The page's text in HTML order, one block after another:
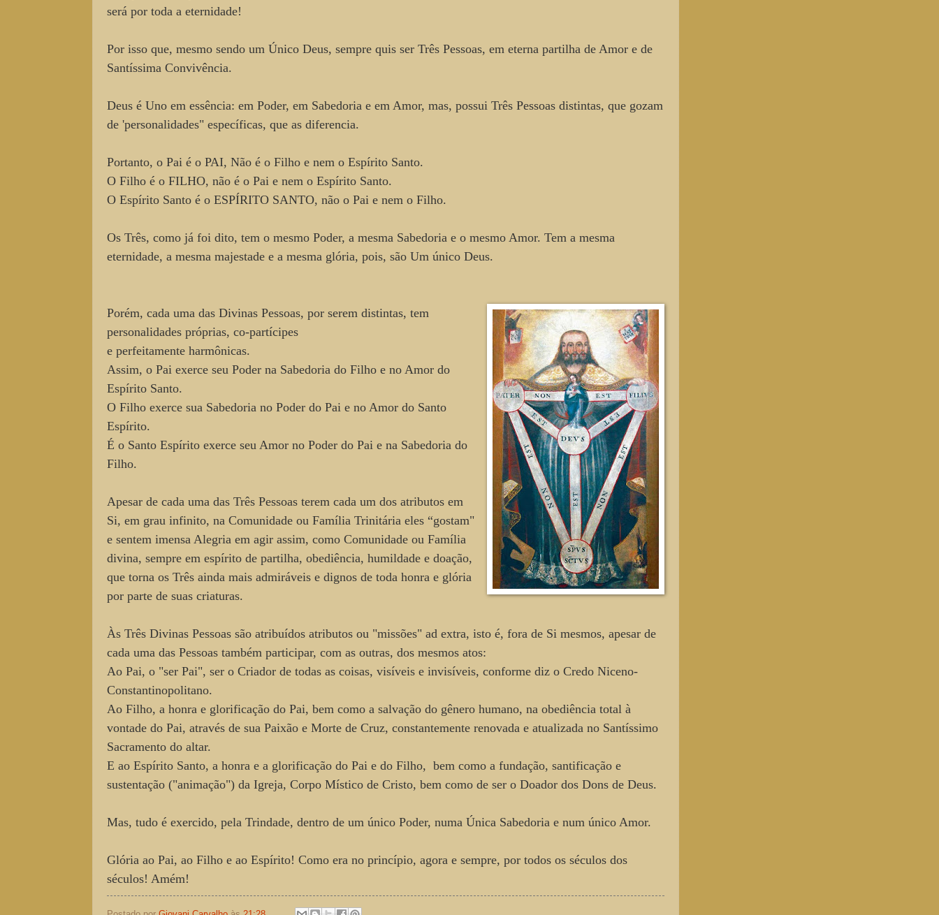
será por toda a eternidade!
Por isso que, mesmo sendo um Único Deus, sempre quis ser Três Pessoas, em eterna partilha de Amor e de
Santíssima Convivência.
Deus é Uno em essência: em Poder, em Sabedoria e em Amor, mas, possui Três Pessoas distintas, que gozam
de 'personalidades" específicas, que as diferencia.
Portanto, o Pai é o PAI, Não é o Filho e nem o Espírito Santo.
O Filho é o FILHO, não é o Pai e nem o Espírito Santo.
O Espírito Santo é o ESPÍRITO SANTO, não o Pai e nem o Filho.
Os Três, como já foi dito, tem o mesmo Poder, a mesma Sabedoria e o mesmo Amor. Tem a mesma
eternidade, a mesma majestade e a mesma glória, pois, são Um único Deus.
Porém, cada uma das Divinas Pessoas, por serem distintas, tem
personalidades próprias, co-partícipes
e perfeitamente harmônicas.
Assim, o Pai exerce seu Poder na Sabedoria do Filho e no Amor do
Espírito Santo.
O Filho exerce sua Sabedoria no Poder do Pai e no Amor do Santo
Espírito.
É o Santo Espírito exerce seu Amor no Poder do Pai e na Sabedoria do
Filho.
Apesar de cada uma das Três Pessoas terem cada um dos atributos em
Si, em grau infinito, na Comunidade ou Família Trinitária eles “gostam"
e sentem imensa Alegria em agir assim, como Comunidade ou Família
divina, sempre em espírito de partilha, obediência, humildade e doação,
que torna os Três ainda mais admiráveis e dignos de toda honra e glória
por parte de suas criaturas.
Às Três Divinas Pessoas são atribuídos atributos ou "missões" ad extra, isto é, fora de Si mesmos, apesar de
cada uma das Pessoas também participar, com as outras, dos mesmos atos:
Ao Pai, o "ser Pai", ser o Criador de todas as coisas, visíveis e invisíveis, conforme diz o Credo Niceno-
Constantinopolitano.
Ao Filho, a honra e glorificação do Pai, bem como a salvação do gênero humano, na obediência total à
vontade do Pai, através de sua Paixão e Morte de Cruz, constantemente renovada e atualizada no Santíssimo
Sacramento do altar.
E ao Espírito Santo, a honra e a glorificação do Pai e do Filho, bem como a fundação, santificação e
sustentação ("animação") da Igreja, Corpo Místico de Cristo, bem como de ser o Doador dos Dons de Deus.
Mas, tudo é exercido, pela Trindade, dentro de um único Poder, numa Única Sabedoria e num único Amor.
Glória ao Pai, ao Filho e ao Espírito! Como era no princípio, agora e sempre, por todos os séculos dos
séculos! Amém!